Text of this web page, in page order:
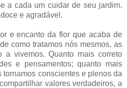
a cada um cuidar de seu jardim.
e agradável.
e encanto da flor que acaba de
como tratamos nós mesmos, as
a vivemos. Quanto mais correto
e pensamentos; quanto mais
tornamos conscientes e plenos da
valores verdadeiros, a